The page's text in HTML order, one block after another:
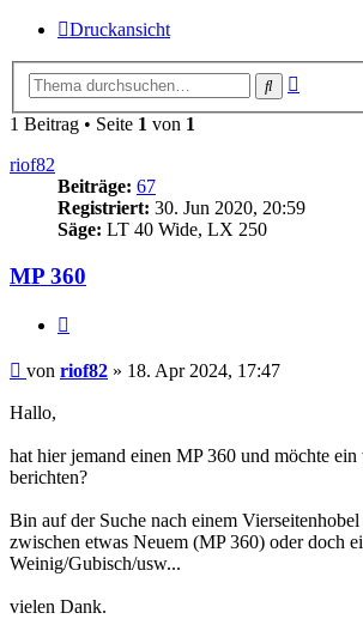
Druckansicht
Suche
1 Beitrag • Seite 1 von 1
riof82
Beiträge: 67
Registriert: 30. Jun 2020, 20:59
Säge: LT 40 Wide, LX 250
MP 360
Beitrag
von riof82 » 18. Apr 2024, 17:47
Hallo,
hat hier jemand einen MP 360 und möchte
berichten?
Bin auf der Suche nach einem
zwischen etwas Neuem (MP 360) oder doch
Weinig/Gubisch/usw...
vielen Dank.